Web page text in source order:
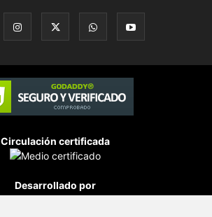
Circulación certificada
Desarrollado por